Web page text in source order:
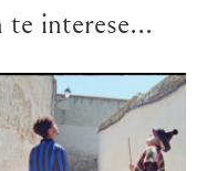
te interese...